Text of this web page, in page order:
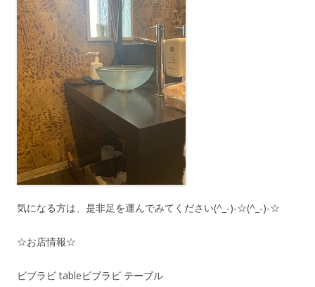
気になる方は、是非足を運んでみてください(^_-)-☆(^_-)-☆
☆お店情報☆
ビブラビ tableビブラビ テーブル